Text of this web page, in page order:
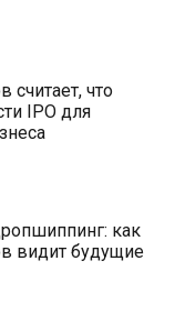
считает, что
IPO для
как
видит будущие